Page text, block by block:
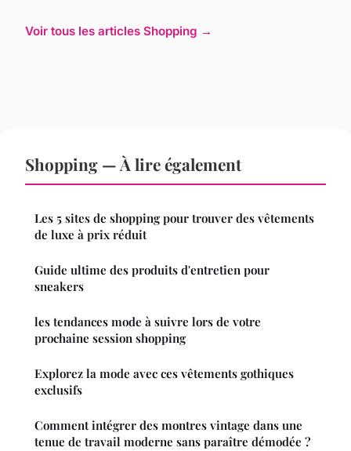
Voir tous les articles Shopping →
Shopping — À lire également
Les 5 sites de shopping pour trouver des vêtements
de luxe à prix réduit
Guide ultime des produits d'entretien pour
sneakers
les tendances mode à suivre lors de votre
prochaine session shopping
Explorez la mode avec ces vêtements gothiques
exclusifs
Comment intégrer des montres vintage dans une
tenue de travail moderne sans paraître démodée ?